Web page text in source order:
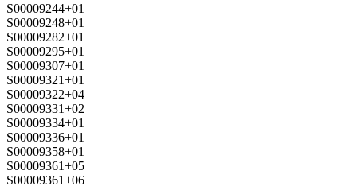
S00009244+01
S00009248+01
S00009282+01
S00009295+01
S00009307+01
S00009321+01
S00009322+04
S00009331+02
S00009334+01
S00009336+01
S00009358+01
S00009361+05
S00009361+06